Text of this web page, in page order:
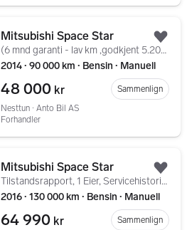
Mitsubishi Space Star
(6 mnd garanti - lav km ,godkjent 5.2027-finans,)
2014 ∙ 90 000 km ∙ Bensin ∙ Manuell
48 000 kr
Sammenlign
Nesttun ∙ Anto Bil AS
Forhandler
Mitsubishi Space Star
Tilstandsrapport, 1 Eier, Servicehistorikk, NY SERVICE
2016 ∙ 130 000 km ∙ Bensin ∙ Manuell
64 990 kr
Sammenlign